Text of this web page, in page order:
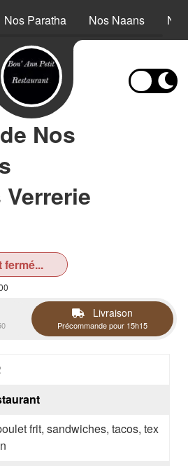
Nos Paratha Nos Naans
Nos
Livraison
Précommande pour 15h15
frit, sandwiches, tacos, tex